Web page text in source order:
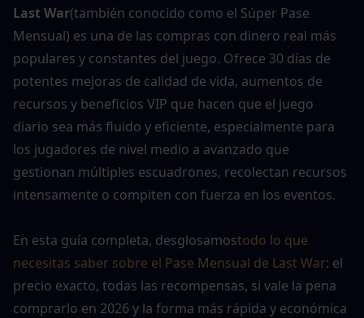
Last War(también conocido como el Súper Pase
Mensual) es una de las compras con dinero real más
populares y constantes del juego. Ofrece 30 días de
potentes mejoras de calidad de vida, aumentos de
recursos y beneficios VIP que hacen que el juego
diario sea más fluido y eficiente, especialmente para
los jugadores de nivel medio a avanzado que
gestionan múltiples escuadrones, recolectan recursos
intensamente o compiten con fuerza en los eventos.
En esta guía completa, desglosamostodo lo que
necesitas saber sobre el Pase Mensual de Last War: el
precio exacto, todas las recompensas, si vale la pena
comprarlo en 2026 y la forma más rápida y económica